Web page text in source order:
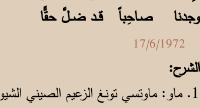
وجدنا صـاحِباً قــد ضــلَّ حقًّا
17/6/1972
الشرح:
1. ماو: ماوتسي تونغ الزعيم الصيني الشيوعي.